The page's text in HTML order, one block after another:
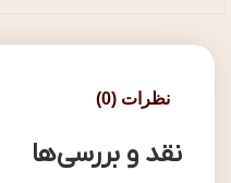
نظرات (0)
نقد و بررسی‌ها